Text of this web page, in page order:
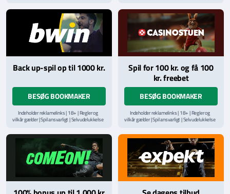
hjælpelinje påStopSpillet.dk
hjælpelinje påStopSpillet.dk
Læs vilkår og betingelserher
Back up-spil op til 1000 kr.
BESØG BOOKMAKER
Indeholder reklamelinks | 18+ | Regler og
vilkår gælder | Spil ansvarligt | Selvudelukkelse
hjælpelinje påStopSpillet.dk
Spil for 100 kr. og få 100
kr. freebet
BESØG BOOKMAKER
Indeholder reklamelinks | 18+ | Regler og
vilkår gælder | Spil ansvarligt | Selvudelukkelse
hjælpelinje påStopSpillet.dk